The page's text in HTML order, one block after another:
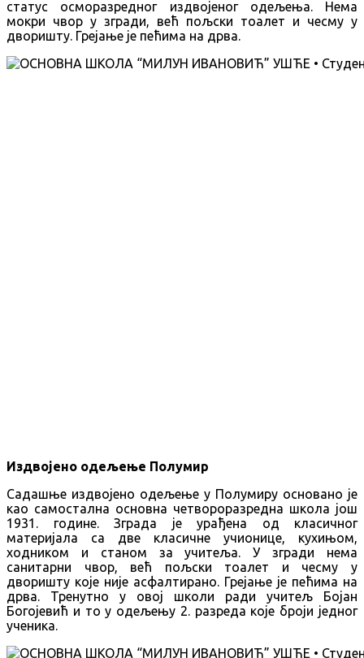
статус осморазредног издвојеног одељења. Нема
мокри чвор у згради, већ пољски тоалет и чесму у
дворишту. Грејање је пећима на дрва.
Издвојено одељење Полумир
Садашње издвојено одељење у Полумиру основано је
као самостална основна четвороразредна школа још
1931. године. Зграда је урађена од класичног
материјала са две класичне учионице, кухињом,
ходником и станом за учитеља. У згради нема
санитарни чвор, већ пољски тоалет и чесму у
дворишту које није асфалтирано. Грејање је пећима на
дрва. Тренутно у овој школи ради учитељ Бојан
Богојевић и то у одељењу 2. разреда које броји једног
ученика.